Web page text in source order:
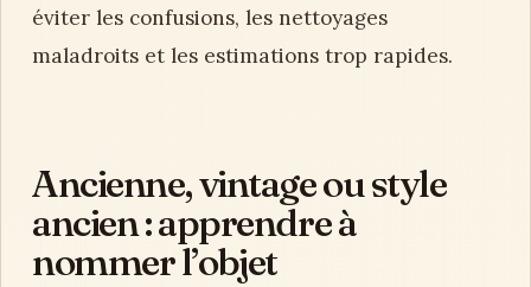
éviter les confusions, les nettoyages
maladroits et les estimations trop rapides.
Ancienne, vintage ou style
ancien : apprendre à
nommer l’objet